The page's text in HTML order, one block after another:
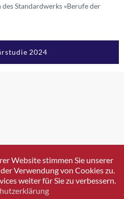
Standardwerks «Berufe der
2024
Website stimmen Sie unserer
Verwendung von Cookies zu.
weiter für Sie zu verbessern.